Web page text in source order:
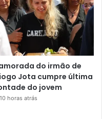
do irmão de
Jota cumpre última
do jovem
10 horas atrás